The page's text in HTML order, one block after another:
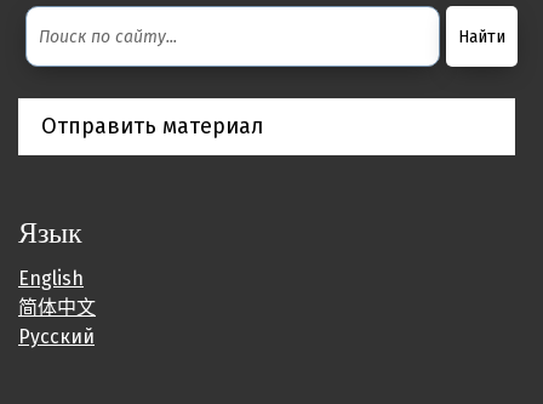
Отправить материал
Язык
English
简体中文
Русский